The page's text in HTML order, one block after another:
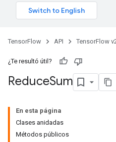
TensorFlow API TensorFlow
¿Te resultó útil?
ReduceSum
En esta página
Clases anidadas
Métodos públicos